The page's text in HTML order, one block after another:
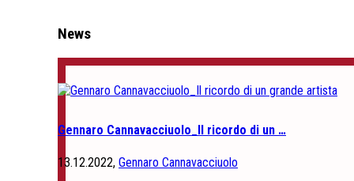
News
Gennaro Cannavacciuolo_Il ricordo di un …
13.12.2022, Gennaro Cannavacciuolo